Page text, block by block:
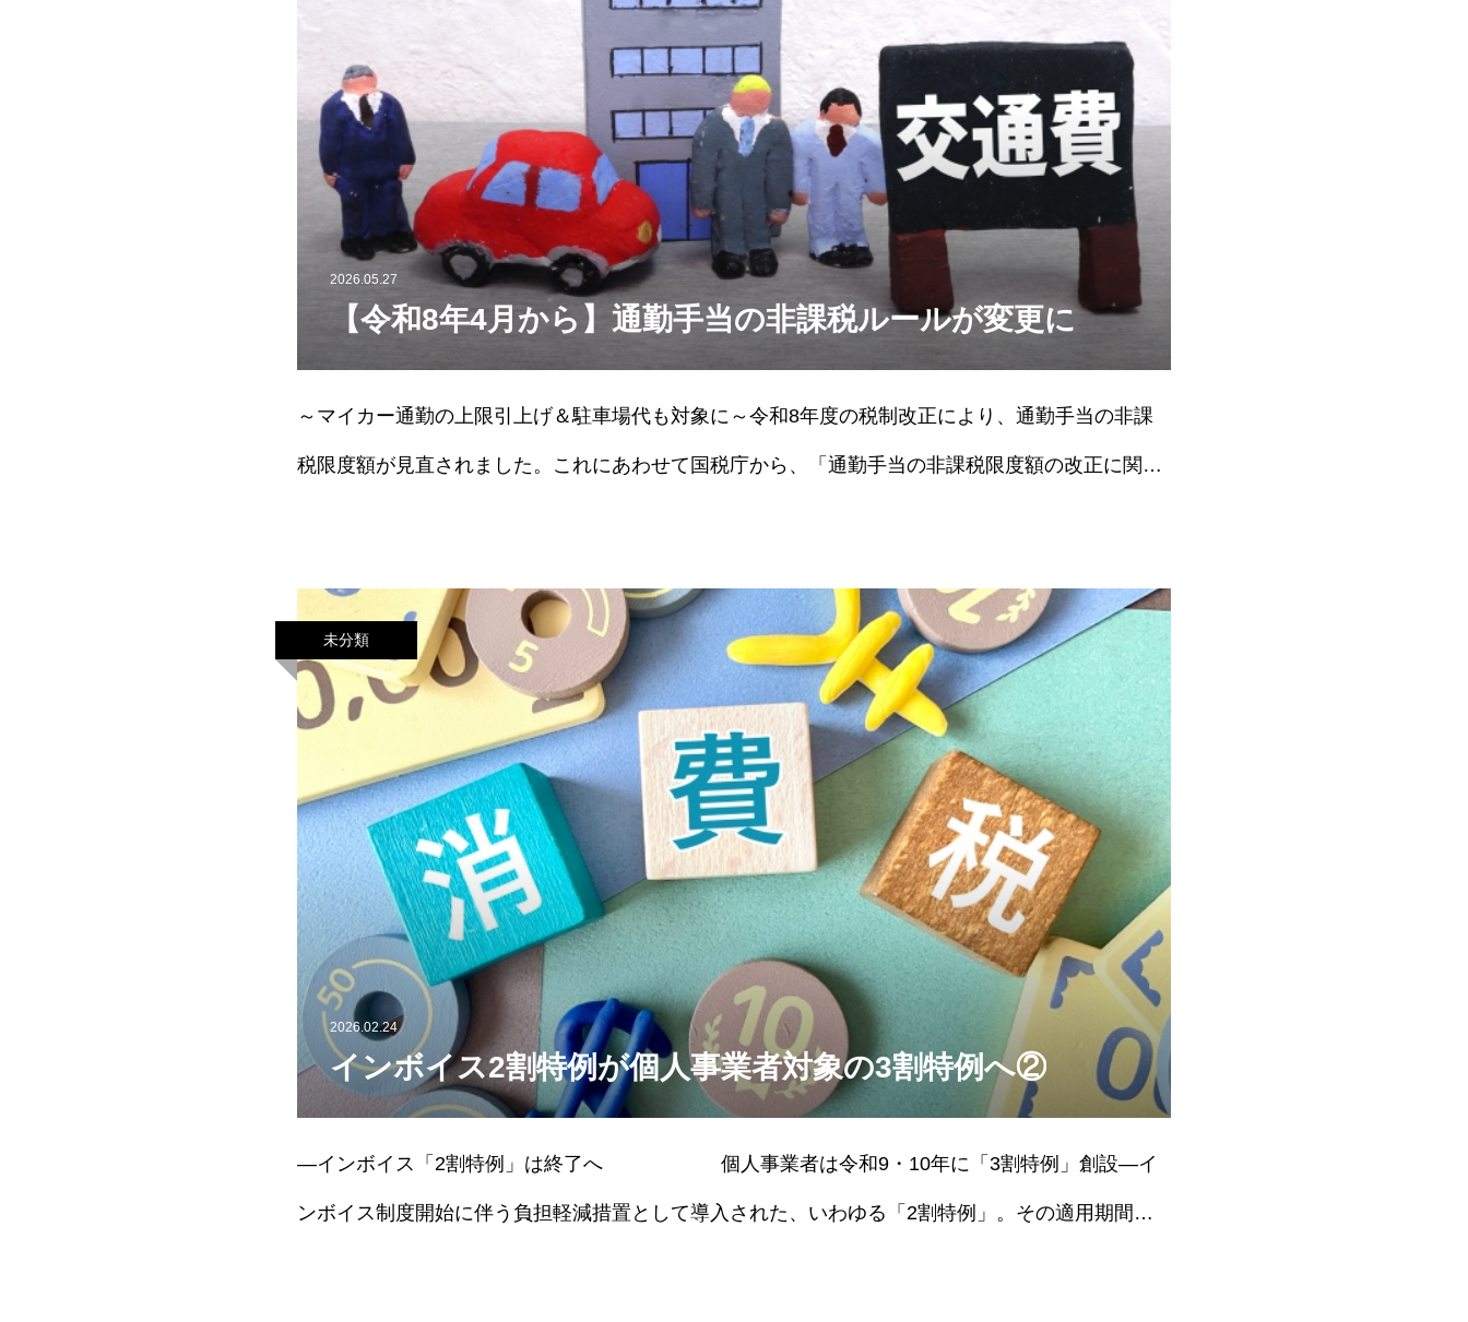
2026.05.27
【令和8年4月から】通勤手当の非課税ルールが変更に
～マイカー通勤の上限引上げ＆駐車場代も対象に～令和8年度の税制改正により、通勤手当の非課
税限度額が見直されました。これにあわせて国税庁から、「通勤手当の非課税限度額の改正に関す
未分類
2026.02.24
インボイス2割特例が個人事業者対象の3割特例へ②
―インボイス「2割特例」は終了へ 個人事業者は令和9・10年に「3割特例」創設―イ
ンボイス制度開始に伴う負担軽減措置として導入された、いわゆる「2割特例」。その適用期間